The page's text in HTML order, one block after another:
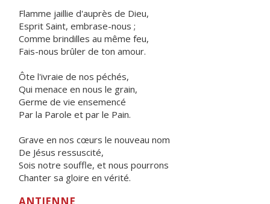
Flamme jaillie d'auprès de Dieu,
Esprit Saint, embrase-nous ;
Comme brindilles au même feu,
Fais-nous brûler de ton amour.
Ôte l'ivraie de nos péchés,
Qui menace en nous le grain,
Germe de vie ensemencé
Par la Parole et par le Pain.
Grave en nos cœurs le nouveau nom
De Jésus ressuscité,
Sois notre souffle, et nous pourrons
Chanter sa gloire en vérité.